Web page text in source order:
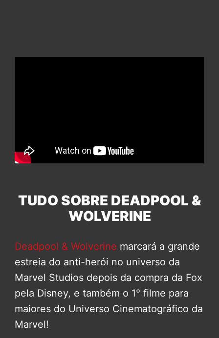
TUDO SOBRE DEADPOOL &
WOLVERINE
Deadpool & Wolverine marcará a grande
estreia do anti-herói no universo da
Marvel Studios depois da compra da Fox
pela Disney, e também o 1° filme para
maiores do Universo Cinematográfico da
Marvel!